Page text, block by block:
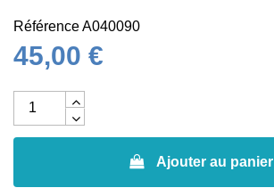
RéférenceA040090
45,00 €
Ajouter au panier